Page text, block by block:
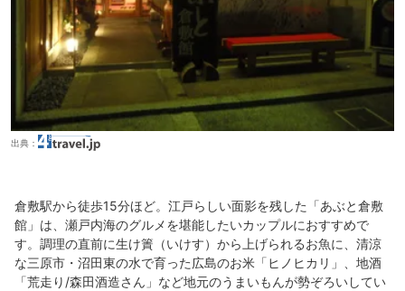
出典：
倉敷駅から徒歩15分ほど。江戸らしい面影を残した「あぶと倉敷
館」は、瀬戸内海のグルメを堪能したいカップルにおすすめで
す。調理の直前に生け簀（いけす）から上げられるお魚に、清涼
な三原市・沼田東の水で育った広島のお米「ヒノヒカリ」、地酒
「荒走り/森田酒造さん」など地元のうまいもんが勢ぞろいしてい